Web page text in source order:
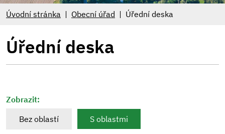
Úvodní stránka Obecní úřad Úřední deska
Úřední deska
Zobrazit:
Bez oblastí
S oblastmi